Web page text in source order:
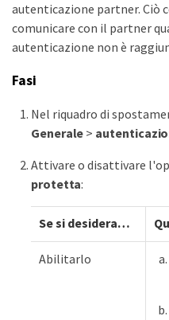
autenticazione partner. Ciò
comunicare con il partner
autenticazione non è
Fasi
Nel riquadro di
Generale >
Attivare o disattivare
protetta:
Se si desidera…​
Abilitarlo